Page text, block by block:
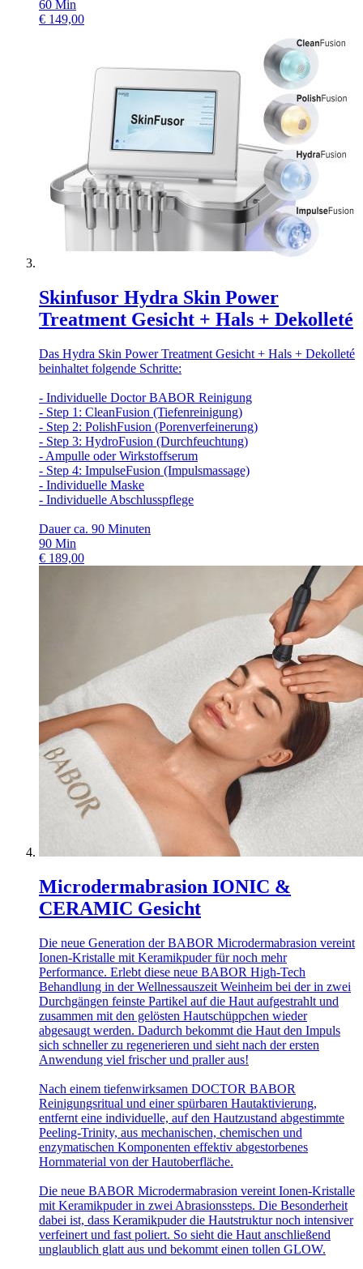
60 Min
€ 149,00
Skinfusor Hydra Skin Power
Treatment Gesicht + Hals + Dekolleté
Das Hydra Skin Power Treatment Gesicht + Hals + Dekolleté
beinhaltet folgende Schritte:
- Individuelle Doctor BABOR Reinigung
- Step 1: CleanFusion (Tiefenreinigung)
- Step 2: PolishFusion (Porenverfeinerung)
- Step 3: HydroFusion (Durchfeuchtung)
- Ampulle oder Wirkstoffserum
- Step 4: ImpulseFusion (Impulsmassage)
- Individuelle Maske
- Individuelle Abschlusspflege
Dauer ca. 90 Minuten
90 Min
€ 189,00
Microdermabrasion IONIC &
CERAMIC Gesicht
Die neue Generation der BABOR Microdermabrasion vereint
Ionen-Kristalle mit Keramikpuder für noch mehr
Performance. Erlebt diese neue BABOR High-Tech
Behandlung in der Wellnessauszeit Weinheim bei der in zwei
Durchgängen feinste Partikel auf die Haut aufgestrahlt und
zusammen mit den gelösten Hautschüppchen wieder
abgesaugt werden. Dadurch bekommt die Haut den Impuls
sich schneller zu regenerieren und sieht nach der ersten
Anwendung viel frischer und praller aus!
Nach einem tiefenwirksamen DOCTOR BABOR
Reinigungsritual und einer spürbaren Hautaktivierung,
entfernt eine individuelle, auf den Hautzustand abgestimmte
Peeling-Trinity, aus mechanischen, chemischen und
enzymatischen Komponenten effektiv abgestorbenes
Hornmaterial von der Hautoberfläche.
Die neue BABOR Microdermabrasion vereint Ionen-Kristalle
mit Keramikpuder in zwei Abrasionssteps. Die Besonderheit
dabei ist, dass Keramikpuder die Hautstruktur noch intensiver
verfeinert und fast poliert. So sieht die Haut anschließend
unglaublich glatt aus und bekommt einen tollen GLOW.